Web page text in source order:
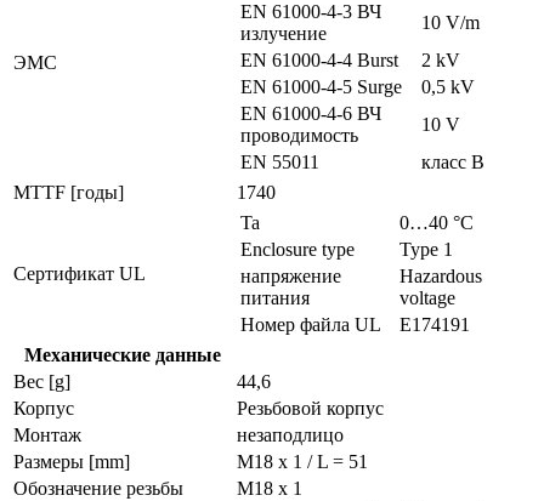
ЭMC
EN 61000-4-3 ВЧ
излучение
10 V/m
EN 61000-4-4 Burst
2 kV
EN 61000-4-5 Surge
0,5 kV
EN 61000-4-6 ВЧ
проводимость
10 V
EN 55011
класс B
MTTF [годы]
1740
Сертификат UL
Ta
0…40 °C
Enclosure type
Type 1
напряжение
питания
Hazardous
voltage
Номер файла UL
E174191
Механические данные
Вес [g]
44,6
Корпус
Резьбовой корпус
Монтаж
незаподлицо
Размеры [mm]
M18 x 1 / L = 51
Обозначение резьбы
M18 x 1